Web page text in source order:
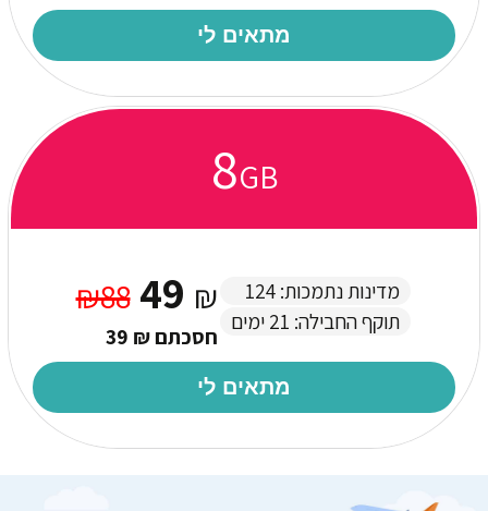
מתאים לי
מדינות נתמכות: 124
תוקף החבילה: 21 ימים
₪
₪88
חסכתם ₪ 39
מתאים לי
8GB